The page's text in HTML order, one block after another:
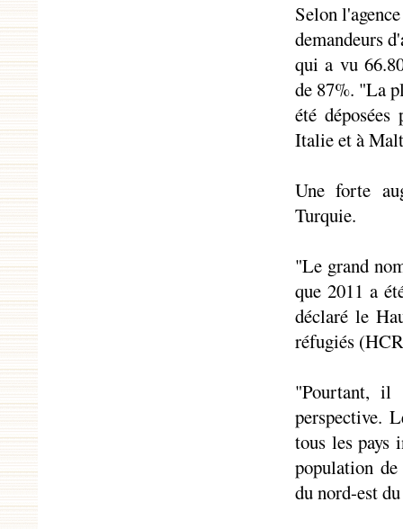
Selon
demandeurs
qui a vu
de 87%. "La
été
Italie et à
Une forte
Turquie.
"Le grand
que 2011 a
déclaré le
réfugiés
"Pourtant, il
perspective.
tous les pays
population
du nord-est